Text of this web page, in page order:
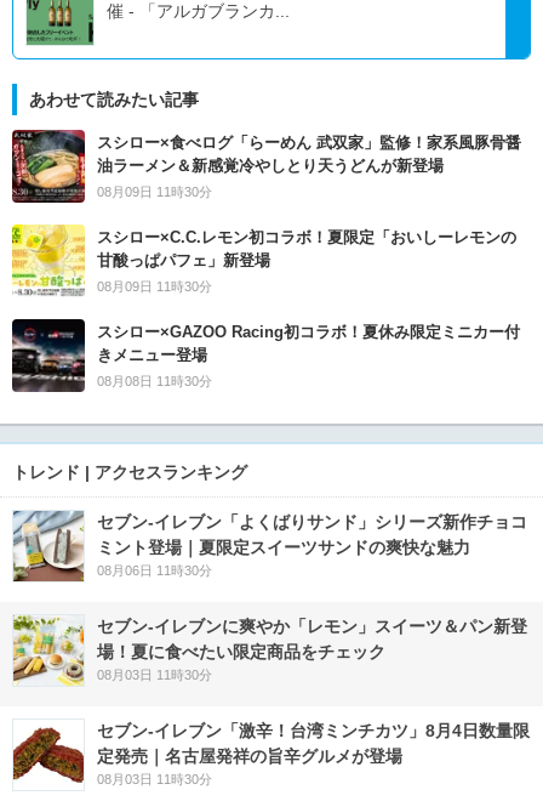
催 - 「アルガブランカ...
あわせて読みたい記事
スシロー×食べログ「らーめん 武双家」監修！家系風豚骨醤
油ラーメン＆新感覚冷やしとり天うどんが新登場
08月09日 11時30分
スシロー×C.C.レモン初コラボ！夏限定「おいしーレモンの
甘酸っぱパフェ」新登場
08月09日 11時30分
スシロー×GAZOO Racing初コラボ！夏休み限定ミニカー付
きメニュー登場
08月08日 11時30分
トレンド | アクセスランキング
セブン‐イレブン「よくばりサンド」シリーズ新作チョコ
ミント登場｜夏限定スイーツサンドの爽快な魅力
08月06日 11時30分
セブン‐イレブンに爽やか「レモン」スイーツ＆パン新登
場！夏に食べたい限定商品をチェック
08月03日 11時30分
セブン-イレブン「激辛！台湾ミンチカツ」8月4日数量限
定発売｜名古屋発祥の旨辛グルメが登場
08月03日 11時30分